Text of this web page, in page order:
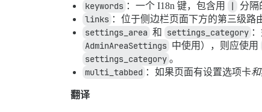
keywords ：一个 I18n 键，包含用 分隔
links ：位于侧边栏页面下方的第三级路
settings_area 和 settings_category
AdminAreaSettings 中使用），则应使用
settings_category 。
multi_tabbed ：如果页面有设置选项卡和
翻译